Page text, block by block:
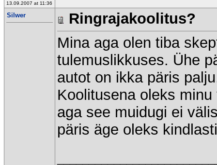
13.09.2007 at 11:36
Silwer
Ringrajakoolitus?
Mina aga olen tiba
tulemuslikkuses. Ühe
autot on ikka päris
Koolitusena oleks
aga see muidugi ei
päris äge oleks